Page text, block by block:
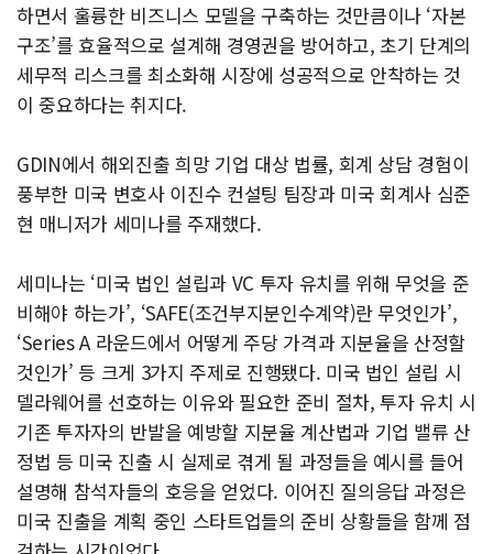
하면서 훌륭한 비즈니스 모델을 구축하는 것만큼이나 ‘자본
구조’를 효율적으로 설계해 경영권을 방어하고, 초기 단계의
세무적 리스크를 최소화해 시장에 성공적으로 안착하는 것
이 중요하다는 취지다.
GDIN에서 해외진출 희망 기업 대상 법률, 회계 상담 경험이
풍부한 미국 변호사 이진수 컨설팅 팀장과 미국 회계사 심준
현 매니저가 세미나를 주재했다.
세미나는 ‘미국 법인 설립과 VC 투자 유치를 위해 무엇을 준
비해야 하는가’, ‘SAFE(조건부지분인수계약)란 무엇인가’,
‘Series A 라운드에서 어떻게 주당 가격과 지분율을 산정할
것인가’ 등 크게 3가지 주제로 진행됐다. 미국 법인 설립 시
델라웨어를 선호하는 이유와 필요한 준비 절차, 투자 유치 시
기존 투자자의 반발을 예방할 지분율 계산법과 기업 밸류 산
정법 등 미국 진출 시 실제로 겪게 될 과정들을 예시를 들어
설명해 참석자들의 호응을 얻었다. 이어진 질의응답 과정은
미국 진출을 계획 중인 스타트업들의 준비 상황들을 함께 점